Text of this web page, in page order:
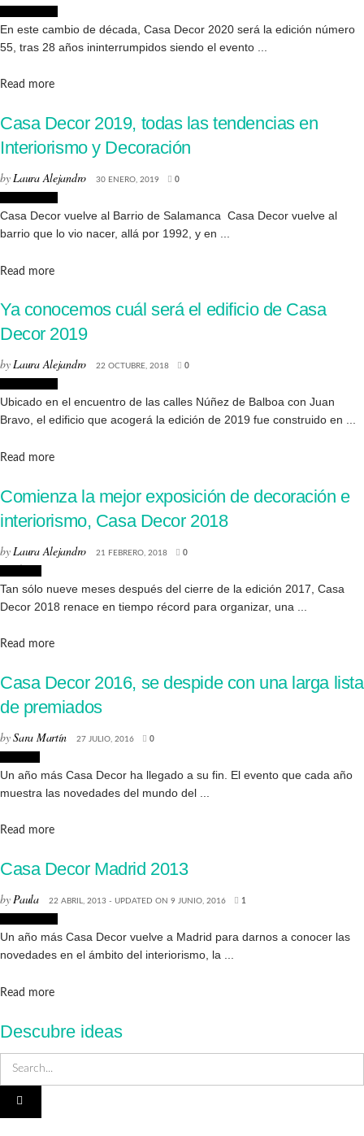
En este cambio de década, Casa Decor 2020 será la edición número
55, tras 28 años ininterrumpidos siendo el evento ...
Read moreDetails
Casa Decor 2019, todas las tendencias en
Interiorismo y Decoración
byLaura Alejandro 30 ENERO, 2019 0
Casa Decor vuelve al Barrio de Salamanca Casa Decor vuelve al
barrio que lo vio nacer, allá por 1992, y en ...
Read moreDetails
Ya conocemos cuál será el edificio de Casa
Decor 2019
byLaura Alejandro 22 OCTUBRE, 2018 0
Ubicado en el encuentro de las calles Núñez de Balboa con Juan
Bravo, el edificio que acogerá la edición de 2019 fue construido en ...
Read moreDetails
Comienza la mejor exposición de decoración e
interiorismo, Casa Decor 2018
by Laura Alejandro 21 FEBRERO, 2018 0
Tan sólo nueve meses después del cierre de la edición 2017, Casa
Decor 2018 renace en tiempo récord para organizar, una ...
Read moreDetails
Casa Decor 2016, se despide con una larga lista
de premiados
bySara Martín 27 JULIO, 2016 0
Un año más Casa Decor ha llegado a su fin. El evento que cada año
muestra las novedades del mundo del ...
Read moreDetails
Casa Decor Madrid 2013
byPaula 22 ABRIL, 2013 - UPDATED ON 9 JUNIO, 2016 1
Un año más Casa Decor vuelve a Madrid para darnos a conocer las
novedades en el ámbito del interiorismo, la ...
Read moreDetails
Descubre ideas